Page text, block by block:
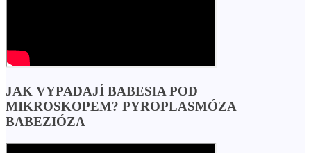
JAK VYPADAJÍ BABESIA POD
MIKROSKOPEM? PYROPLASMÓZA
BABEZIÓZA